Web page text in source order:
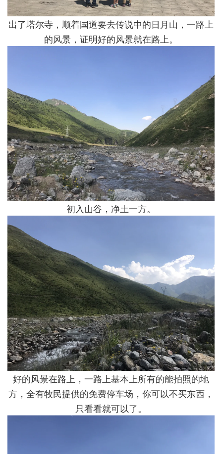
出了塔尔寺，顺着国道要去传说中的日月山，一路上
的风景，证明好的风景就在路上。
初入山谷，净土一方。
好的风景在路上，一路上基本上所有的能拍照的地
方，全有牧民提供的免费停车场，你可以不买东西，
只看看就可以了。